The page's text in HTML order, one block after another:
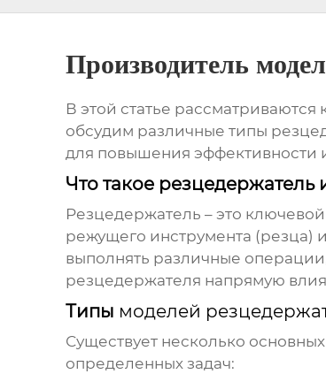
Производитель
В этой статье
обсудим различные типы
для повышения эффективности
Что такое
Резцедержатель – это
режущего инструмента (резца)
выполнять различные
резцедержателя напрямую
Типы моделей
Существует несколько
определенных задач: